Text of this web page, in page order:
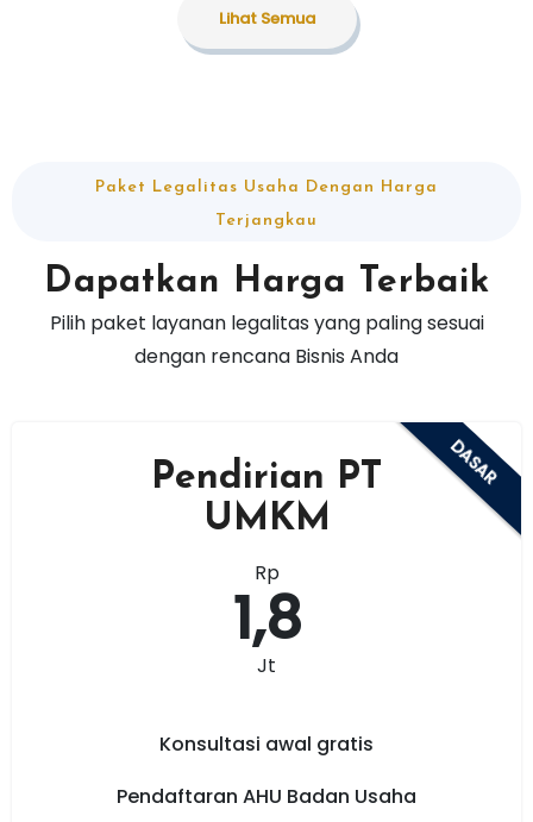
Lihat Semua
Paket Legalitas Usaha Dengan Harga
Terjangkau
Dapatkan Harga Terbaik
Pilih paket layanan legalitas yang paling sesuai
dengan rencana Bisnis Anda
DASAR
Pendirian PT
UMKM
Rp
1,8
Jt
Konsultasi awal gratis
Pendaftaran AHU Badan Usaha